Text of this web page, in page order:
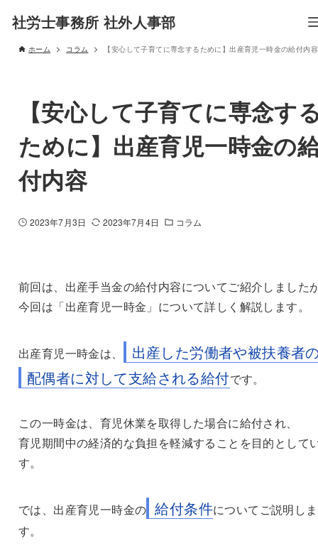
社労士事務所 社外人事部
ホーム コラム 【安心して子育てに専念するために】出産育児一時金の給付内容
【安心して子育てに専念す
ために】出産育児一時金の
付内容
2023年7月3日 2023年7月4日 コラム
前回は、出産手当金の給付内容についてご紹介しました
今回は「出産育児一時金」について詳しく解説します。
出産育児一時金は、
出産した労働者や被扶養者
配偶者に対して支給される給付です。
この一時金は、育児休業を取得した場合に給付され、
育児期間中の経済的な負担を軽減することを目的として
す。
では、出産育児一時金の 給付条件についてご説明しま
す。